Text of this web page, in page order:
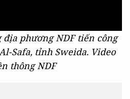
phương NDF tiến công
Safa, tỉnh Sweida. Video
thông NDF